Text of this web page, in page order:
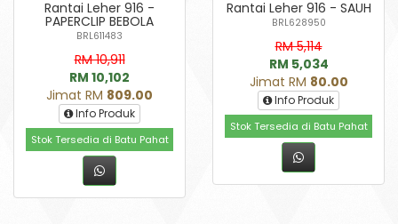
Rantai Leher 916 -
PAPERCLIP BEBOLA
BRL611483
RM 10,911
RM 10,102
Jimat RM 809.00
Info Produk
Stok Tersedia di Batu Pahat
Rantai Leher 916 - SAUH
BRL628950
RM 5,114
RM 5,034
Jimat RM 80.00
Info Produk
Stok Tersedia di Batu Pahat